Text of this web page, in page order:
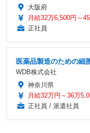
大阪府
月給32万6,500円～
正社員
医薬品製造のための細
WDB株式会社
神奈川県
月給32万円～36万
正社員 / 派遣社員